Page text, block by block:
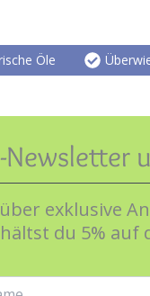
Öle
exklusive
du 5% auf